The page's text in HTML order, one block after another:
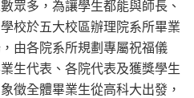
眾多，為讓學生都能與師長、
校於五大校區辦理院系所畢業
由各院系所規劃專屬祝福儀
生代表、各院代表及獲獎學生
徵全體畢業生從高科大出發，